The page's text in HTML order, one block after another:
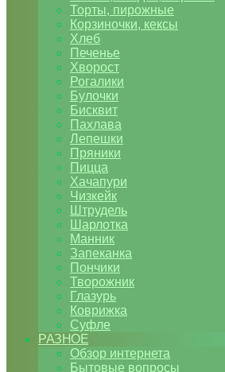
Торты, пирожные
Корзиночки, кексы
Хлеб
Печенье
Хворост
Рогалики
Булочки
Бисквит
Пахлава
Лепешки
Пряники
Пицца
Хачапури
Чизкейк
Штрудель
Шарлотка
Манник
Запеканка
Пончики
Творожник
Глазурь
Коврижка
Суфле
РАЗНОЕ
Обзор интернета
Бытовые вопросы